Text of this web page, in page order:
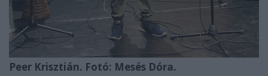
Peer Krisztián. Fotó: Mesés Dóra.